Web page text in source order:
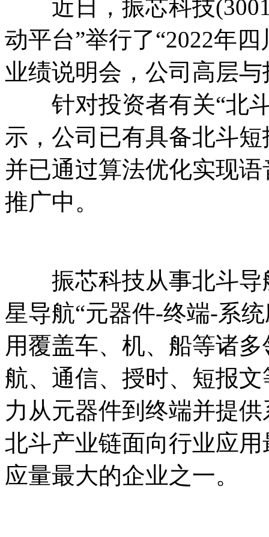
近日，振芯科技
动平台”举行了“2022年
业绩说明会，公司高层
针对投资者有关“北斗
示，公司已有具备北斗
并已通过算法优化实现
推广中。
振芯科技从事北斗导
星导航“元器件-终端-系
用覆盖车、机、船等诸
航、通信、授时、短报
力从元器件到终端并提
北斗产业链面向行业应
应量最大的企业之一。